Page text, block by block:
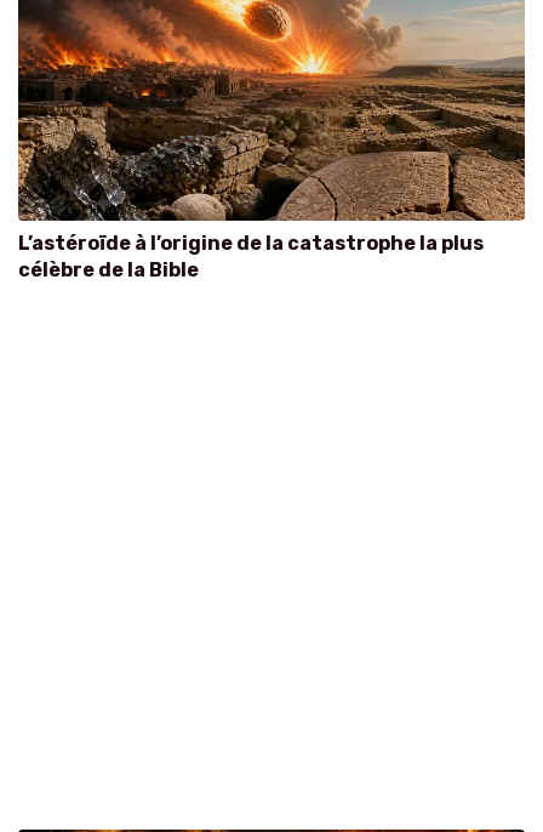
L’astéroïde à l’origine de la catastrophe la plus
célèbre de la Bible